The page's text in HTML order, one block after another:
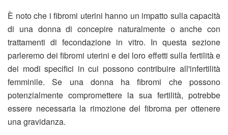
È noto che i fibromi uterini hanno un impatto sulla capacità
di una donna di concepire naturalmente o anche con
trattamenti di fecondazione in vitro. In questa sezione
parleremo dei fibromi uterini e dei loro effetti sulla fertilità e
dei modi specifici in cui possono contribuire all'infertilità
femminile. Se una donna ha fibromi che possono
potenzialmente compromettere la sua fertilità, potrebbe
essere necessaria la rimozione del fibroma per ottenere
una gravidanza.